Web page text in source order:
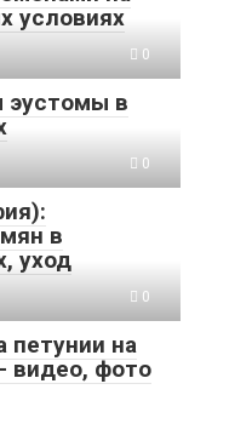
условиях
0
эустомы в
0
в
уход
0
петунии на
видео, фото